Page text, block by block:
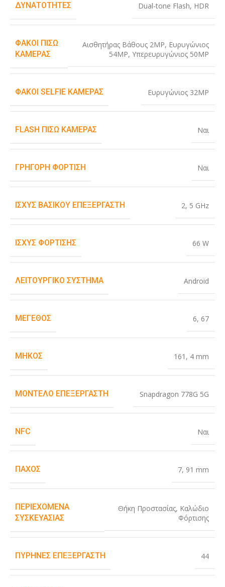
ΔΥΝΑΤΌΤΗΤΕΣ Dual-tone Flash, HDR
ΦΑΚΟΊ ΠΊΣΩ
ΚΆΜΕΡΑΣ
Αισθητήρας Βάθους 2MP, Ευρυγώνιος
54MP, Υπερευρυγώνιος 50MP
ΦΑΚΟΊ SELFIE ΚΆΜΕΡΑΣ Ευρυγώνιος 32MP
FLASH ΠΊΣΩ ΚΆΜΕΡΑΣ Ναι
ΓΡΉΓΟΡΗ ΦΌΡΤΙΣΗ Ναι
ΙΣΧΎΣ ΒΑΣΙΚΟΎ ΕΠΕΞΕΡΓΑΣΤΉ 2, 5 GHz
ΙΣΧΎΣ ΦΌΡΤΙΣΗΣ 66 W
ΛΕΙΤΟΥΡΓΙΚΌ ΣΎΣΤΗΜΑ Android
ΜΈΓΕΘΟΣ 6, 67
ΜΉΚΟΣ 161 , 4 mm
ΜΟΝΤΈΛΟ ΕΠΕΞΕΡΓΑΣΤΉ Snapdragon 778G 5G
NFC Ναι
ΠΆΧΟΣ 7, 91 mm
ΠΕΡΙΕΧΌΜΕΝΑ
ΣΥΣΚΕΥΑΣΊΑΣ
Θήκη Προστασίας, Καλώδιο
Φόρτισης
ΠΥΡΉΝΕΣ ΕΠΕΞΕΡΓΑΣΤΉ 44